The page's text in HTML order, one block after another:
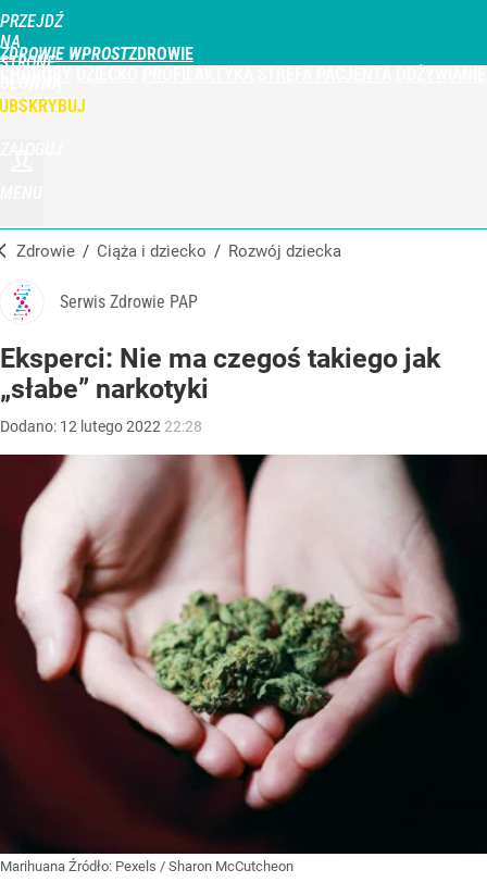
PRZEJDŹ
NA
STRONĘ
WPROST.PL
ZDROWIE WPROST
Zdrowie / Ciąża i dziecko / Rozwój dziecka
Serwis Zdrowie PAP
Eksperci: Nie ma czegoś takiego jak
„słabe” narkotyki
Dodano: 12 lutego2022 22:28
Marihuana Źródło: Pexels / Sharon McCutcheon